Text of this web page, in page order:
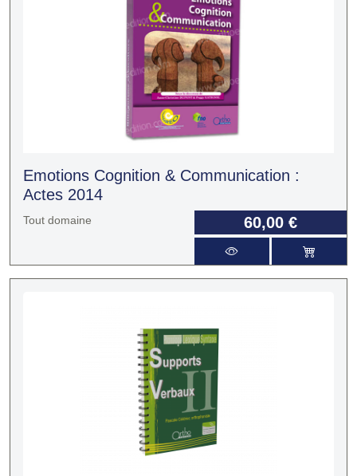
Emotions Cognition & Communication :
Actes 2014
Tout domaine 60,00 €